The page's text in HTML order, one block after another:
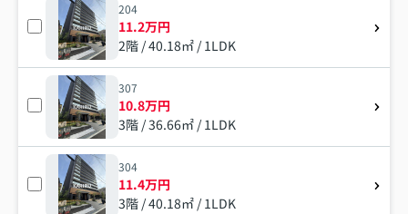
204
11.2万円
2階 / 40.18㎡ / 1LDK
307
10.8万円
3階 / 36.66㎡ / 1LDK
304
11.4万円
3階 / 40.18㎡ / 1LDK